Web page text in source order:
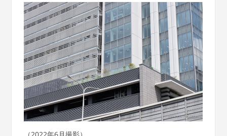
（2022年6月撮影）